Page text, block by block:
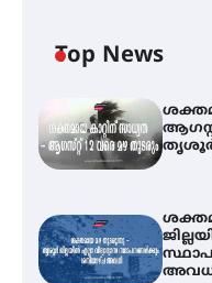
Top News
തൃശൂർ